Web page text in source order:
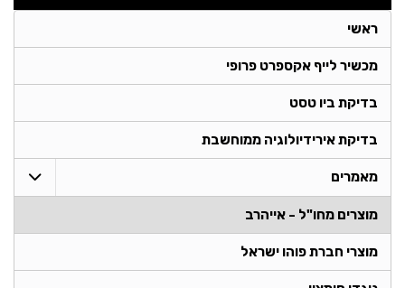
ראשי
מכשיר לייף אקספרט פרופי
בדיקת ביו טסט
בדיקת אירידיולוגיה ממוחשבת
מאמרים
מוצרים מחו"ל - אייהרב
מוצרי חברת פוהו ישראל